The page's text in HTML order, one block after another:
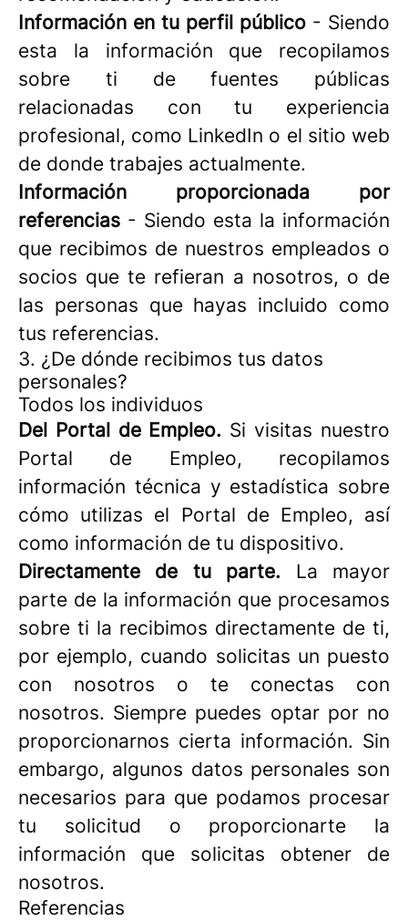
Información en tu perfil público - Siendo
esta la información que recopilamos
sobre ti de fuentes públicas
relacionadas con tu experiencia
profesional, como LinkedIn o el sitio web
de donde trabajes actualmente.
Información proporcionada por
referencias - Siendo esta la información
que recibimos de nuestros empleados o
socios que te refieran a nosotros, o de
las personas que hayas incluido como
tus referencias.
3. ¿De dónde recibimos tus datos
personales?
Todos los individuos
Del Portal de Empleo. Si visitas nuestro
Portal de Empleo, recopilamos
información técnica y estadística sobre
cómo utilizas el Portal de Empleo, así
como información de tu dispositivo.
Directamente de tu parte. La mayor
parte de la información que procesamos
sobre ti la recibimos directamente de ti,
por ejemplo, cuando solicitas un puesto
con nosotros o te conectas con
nosotros. Siempre puedes optar por no
proporcionarnos cierta información. Sin
embargo, algunos datos personales son
necesarios para que podamos procesar
tu solicitud o proporcionarte la
información que solicitas obtener de
nosotros.
Referencias